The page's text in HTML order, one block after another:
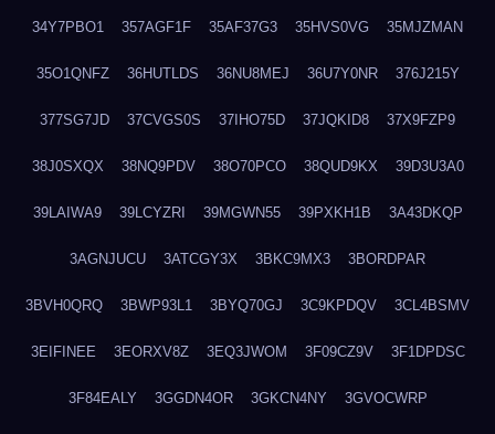
34Y7PBO1 357AGF1F 35AF37G3 35HVS0VG 35MJZMAN
35O1QNFZ 36HUTLDS 36NU8MEJ 36U7Y0NR 376J215Y
377SG7JD 37CVGS0S 37IHO75D 37JQKID8 37X9FZP9
38J0SXQX 38NQ9PDV 38O70PCO 38QUD9KX 39D3U3A0
39LAIWA9 39LCYZRI 39MGWN55 39PXKH1B 3A43DKQP
3AGNJUCU 3ATCGY3X 3BKC9MX3 3BORDPAR
3BVH0QRQ 3BWP93L1 3BYQ70GJ 3C9KPDQV 3CL4BSMV
3EIFINEE 3EORXV8Z 3EQ3JWOM 3F09CZ9V 3F1DPDSC
3F84EALY 3GGDN4OR 3GKCN4NY 3GVOCWRP